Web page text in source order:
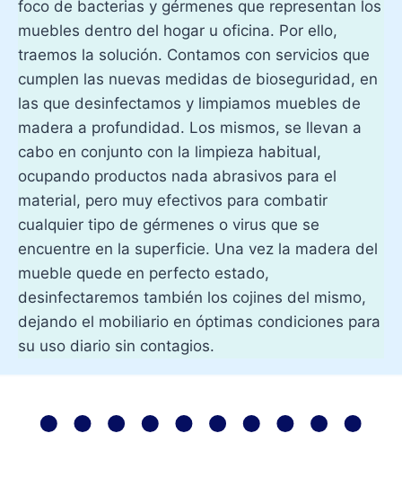
foco de bacterias y gérmenes que representan los
muebles dentro del hogar u oficina. Por ello,
traemos la solución. Contamos con servicios que
cumplen las nuevas medidas de bioseguridad, en
las que desinfectamos y limpiamos muebles de
madera a profundidad. Los mismos, se llevan a
cabo en conjunto con la limpieza habitual,
ocupando productos nada abrasivos para el
material, pero muy efectivos para combatir
cualquier tipo de gérmenes o virus que se
encuentre en la superficie. Una vez la madera del
mueble quede en perfecto estado,
desinfectaremos también los cojines del mismo,
dejando el mobiliario en óptimas condiciones para
su uso diario sin contagios.